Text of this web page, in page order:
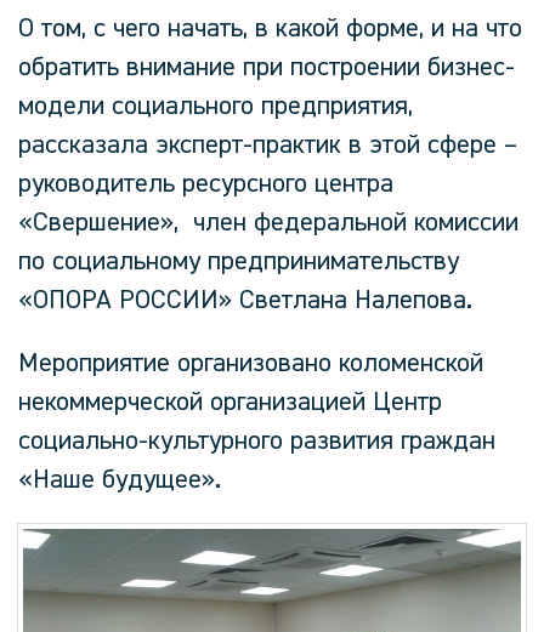
О том, с чего начать, в какой форме, и на что
обратить внимание при построении бизнес-
модели социального предприятия,
рассказала эксперт-практик в этой сфере –
руководитель ресурсного центра
«Свершение», член федеральной комиссии
по социальному предпринимательству
«ОПОРА РОССИИ» Светлана Налепова.
Мероприятие организовано коломенской
некоммерческой организацией Центр
социально-культурного развития граждан
«Наше будущее».